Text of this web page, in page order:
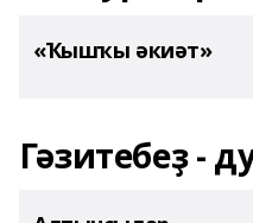
«Ҡышҡы әкиәт»
Гәзитебеҙ -